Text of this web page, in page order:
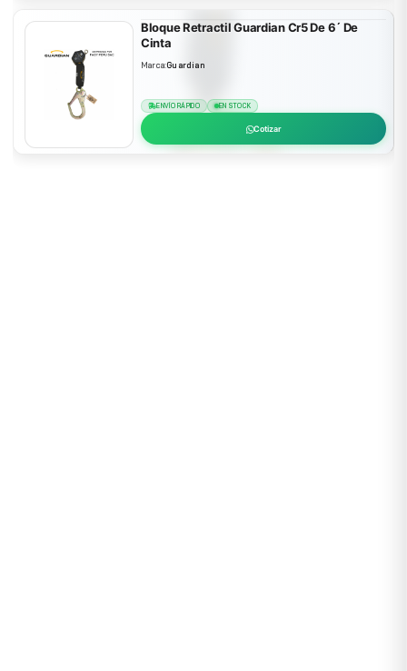
Bloque Retractil Guardian Cr5 De 6´ De
Cinta
Marca:Guardian
ENVÍO RÁPIDO EN STOCK
Cotizar